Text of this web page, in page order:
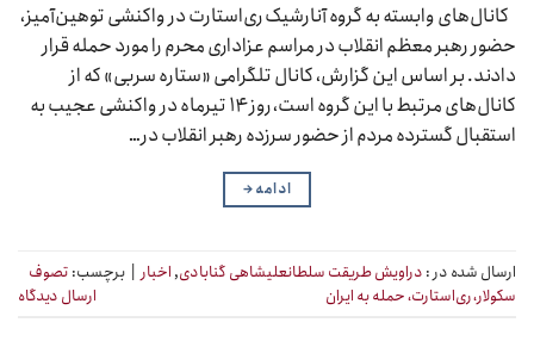
کانال‌های وابسته به گروه آنارشیک ری‌استارت در واکنشی توهین‌آمیز،
حضور رهبر معظم انقلاب در مراسم عزاداری محرم را مورد حمله قرار
دادند. بر اساس این گزارش، کانال تلگرامی «ستاره سربی» که از
کانال‌های مرتبط با این گروه است، روز ۱۴ تیرماه در واکنشی عجیب به
استقبال گسترده مردم از حضور سرزده رهبر انقلاب در…
ادامه→
ارسال شده در : دراویش طریقت سلطانعلیشاهی گنابادی, اخبار | برچسب: تصوف
سکولار، ری‌استارت، حمله به ایران
ارسال دیدگاه